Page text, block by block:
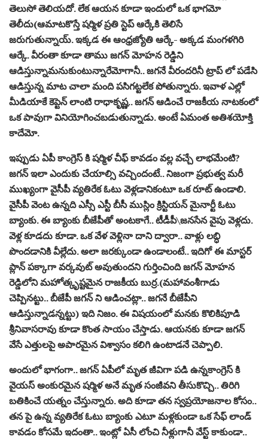
తెలుసో తెలియ‌దో. లేక ఆయ‌న కూడా ఇందులో ఒక భాగ‌మో
తెలీదు(ఆమాట‌కొస్తే ష‌ర్మిళ ప్ర‌తి స్టెప్ ఆర్కేకి తెలిసే
జ‌రుగుతున్నాయ్. ఇక్క‌డ ఈ ఆంధ్ర‌జ్యోతి ఆర్కే- అక్క‌డ మంగ‌ళ‌గిరి
ఆర్కే. వీరంతా కూడా తాము జ‌గ‌న్ మోహ‌న రెడ్డిని
ఆడిస్తున్నామ‌నుకుంటున్నారేమోగానీ.. జ‌గ‌నే వీరంద‌రినీ ట్రాప్ లో ప‌డేసి
ఆడిస్తున్న మాట చాలా మంది ప‌సిగ‌ట్ట‌లేక పోతున్నారు. ఇవాళ ఎల్లో
మీడియాకే కెప్టెన్ లాంటి రాధాకృష్ణ‌.. జ‌గ‌న్ ఆడించే రాజ‌కీయ నాట‌కంలో
ఒక పావుగా వినియోగించ‌బ‌డుతున్నాడు. అంటే ఏమంత అతిశ‌యోక్తి
కాదేమో.
ఇప్పుడు ఏపీ కాంగ్రెస్ కి ష‌ర్మిళ చీఫ్ కావ‌డం వ‌ల్ల వ‌చ్చే లాభ‌మేంటి?
జ‌గ‌న్ ఇలా ఎందుకు చేయాల్సి వ‌చ్చిందంటే.. నిజంగా ప్ర‌భుత్వ మ‌రీ
ముఖ్యంగా వైసీపీ వ్య‌తిరేక ఓటు వెళ్ల‌డానికంటూ ఒక రూట్ ఉండాలి.
వైసీపీ వెంట ఉన్న‌ది ఎస్సీ ఎస్టీ బీసీ ముస్లిం క్రిస్టియ‌న్ మైనార్టీ ఓటు
బ్యాంకు. ఈ బ్యాంకు బీజేపీతో అంట‌కాగే.. టీడీపీ\జ‌న‌సేన వైపు వెళ్ల‌దు.
వెళ్ల కూడ‌దు కూడా. ఒక వేళ వెళ్లినా దాని ద్వారా.. వాళ్లు ల‌బ్ధి
పొంద‌డానికి వీల్లేదు. అలా జ‌ర‌క్కుండా ఉండాలంటే.. ఇదిగో ఈ మాస్ట‌ర్
ప్లాన్ ప‌క్కాగా వ‌ర్క‌వుట్ అవుతుంద‌ని గుర్తించింది జ‌గ‌న్ మోహ‌న
రెడ్డిలోని మ‌హోత్కృష్ట‌మైన రాజ‌కీయ బుర్ర‌.(మ‌హావంశీగాడు
చెప్పిన‌ట్టు.. బీజేపీ జ‌గ‌న్ ని ఆడించ‌ట్లా.. జ‌గ‌నే బీజేపీని
ఆడిస్తున్నాడ‌న్న‌ట్టు) ఇది నిజం. ఈ విష‌యంలో మ‌న‌కు కొలికిపూడి
శ్రీనివాస‌రావు కూడా కొంత సాయం చేస్తాడు. ఆయ‌న‌కు కూడా జ‌గ‌న్
వేసే ఎత్తుల‌పై అపార‌మైన విశ్వాసం క‌లిగి ఉంటాడనే చెప్పాలి.
అందులో భాగంగా.. జ‌గ‌న్ ఏపీలో మృత జీవిగా ప‌డి ఉన్న‌కాంగ్రెస్ కి
వైయ‌స్ అంకుర‌మైన ష‌ర్మిళ అనే మృత సంజీవ‌ని తీసుకొచ్చి.. తిరిగి
బ‌తికించే య‌త్నం చేస్తున్నారు. అది కూడా త‌న స్వ‌ప్ర‌యోజ‌నాల కోసం..
త‌న పై ఉన్న వ్య‌తిరేక ఓటు బ్యాంకు ఎటూ మ‌ళ్ల‌కుండా ఒక సేఫ్ లాండ్
కావ‌డం కోస‌మే ఇదంతా.. ఇంట్లో ఏసీ లోంచి నీళ్లుగానీ వేస్ట్ కాకుండా..